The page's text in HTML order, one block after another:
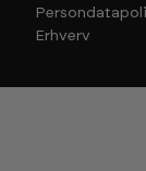
Erhverv